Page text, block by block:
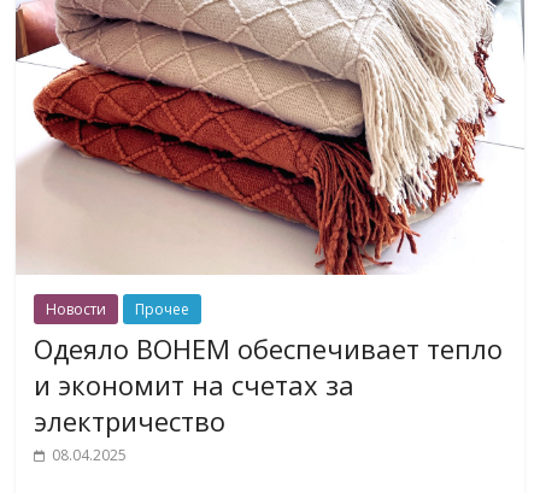
Новости Прочее
Одеяло BOHEM обеспечивает тепло
и экономит на счетах за
электричество
08.04.2025